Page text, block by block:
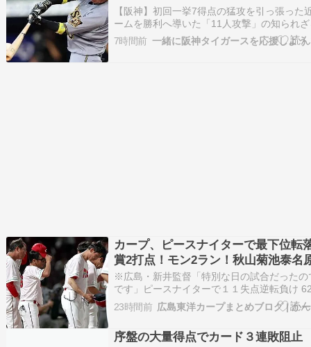
撃を誘発した圧巻の初球一閃
【阪神】初回一挙7得点の猛攻を引っ張った
ームを勝利へ導いた「11人攻撃」の知られ
人が語った試合後のリアルな心境に迫りま
光司（ちかもと こうじ、1994年11月9日 -
7時間前 一緒に阪神タイガースを応援しよう
カープ、ピースナイターで最下位転
賞2打点！モン2ラン！秋山菊池泰名
ァビ1打点！14安打1発7得点の反撃
島7-11巨人/試合結果】
※広島・新井監督「特別な日の試合だったの
です」ピースナイターで１１失点逆転負け
するななC⊂( ●▲●)⊃ 26/08/06(木) 22:07:26
ースナイターで最下位転落…うん… 608: ぶ
23時間前 広島東洋カープまとめブログ | か
序盤の大量得点でカード３連敗阻止